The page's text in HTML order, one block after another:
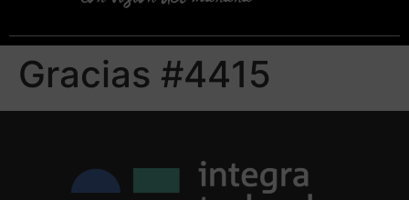
Gracias #4415